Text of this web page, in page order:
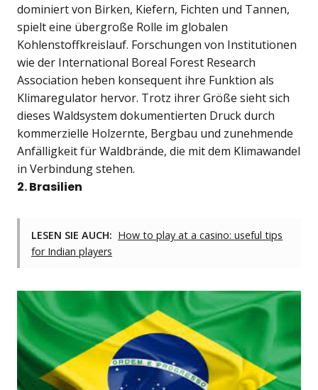
dominiert von Birken, Kiefern, Fichten und Tannen,
spielt eine übergroße Rolle im globalen
Kohlenstoffkreislauf. Forschungen von Institutionen
wie der International Boreal Forest Research
Association heben konsequent ihre Funktion als
Klimaregulator hervor. Trotz ihrer Größe sieht sich
dieses Waldsystem dokumentierten Druck durch
kommerzielle Holzernte, Bergbau und zunehmende
Anfälligkeit für Waldbrände, die mit dem Klimawandel
in Verbindung stehen.
2. Brasilien
LESEN SIE AUCH: How to play at a casino: useful tips
for Indian players